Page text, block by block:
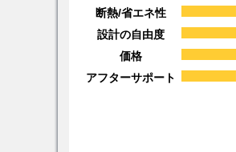
断熱/省エネ性
設計の自由度
価格
アフターサポート